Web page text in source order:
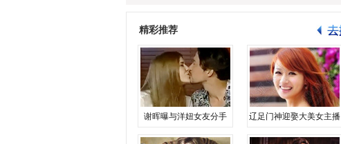
精彩推荐
谢晖曝与洋妞女友分手 辽足门神迎娶大美女主播